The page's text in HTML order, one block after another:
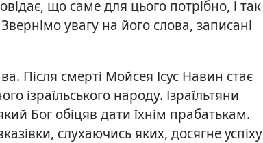
що саме для цього потрібно, і так
увагу на його слова, записані
Після смерті Мойсея Ісус Навин стає
ізраїльського народу. Ізраїльтяни
Бог обіцяв дати їхнім прабатькам.
слухаючись яких, досягне успіху